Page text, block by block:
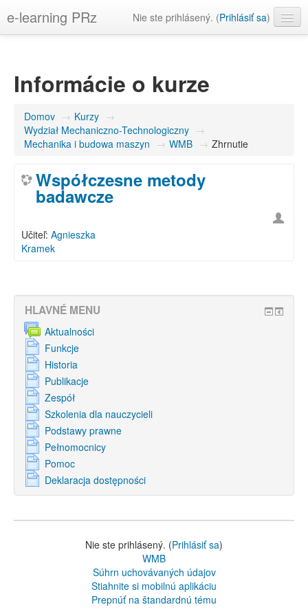
e-learning PRz Nie ste prihlásený. (Prihlásiť sa)
Informácie o kurze
Domov → Kurzy →
Wydział Mechaniczno-Technologiczny →
Mechanika i budowa maszyn → WMB → Zhrnutie
Współczesne metody
badawcze
Učiteľ: Agnieszka
Kramek
HLAVNÉ MENU
Aktualności
Funkcje
Historia
Publikacje
Zespół
Szkolenia dla nauczycieli
Podstawy prawne
Pełnomocnicy
Pomoc
Deklaracja dostępności
Nie ste prihlásený. (Prihlásiť sa)
WMB
Súhrn uchovávaných údajov
Stiahnite si mobilnú aplikáciu
Prepnúť na štandardnú tému